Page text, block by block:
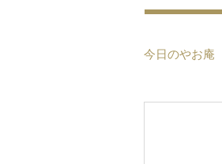
今日のやお庵